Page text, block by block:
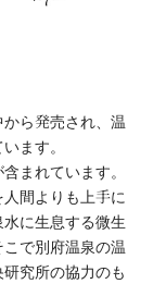
ら発売され、温
ます。
まれています。
間よりも上手に
に生息する微生
で別府温泉の温
究所の協力のも